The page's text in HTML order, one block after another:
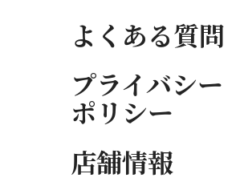
よくある質問
プライバシー
ポリシー
店舗情報